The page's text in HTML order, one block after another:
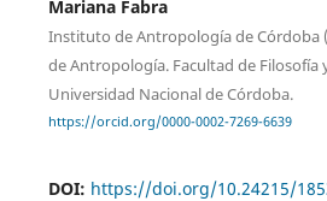
Mariana Fabra
Instituto de Antropología de Córdoba
de Antropología. Facultad de Filosofía
Universidad Nacional de Córdoba.
https://orcid.org/0000-0002-7269-6639
DOI: https://doi.org/10.24215/